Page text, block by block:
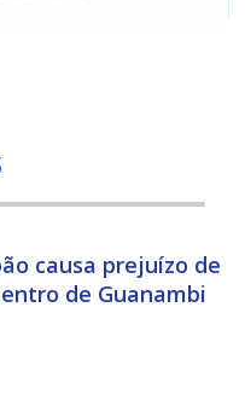
causa prejuízo de
de Guanambi